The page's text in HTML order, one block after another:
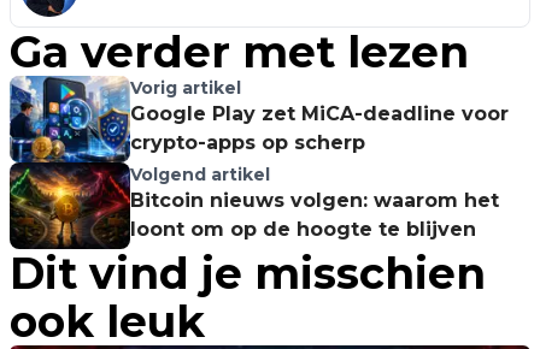
Ga verder met lezen
Vorig artikel
Google Play zet MiCA-deadline voor
crypto-apps op scherp
Volgend artikel
Bitcoin nieuws volgen: waarom het
loont om op de hoogte te blijven
Dit vind je misschien
ook leuk